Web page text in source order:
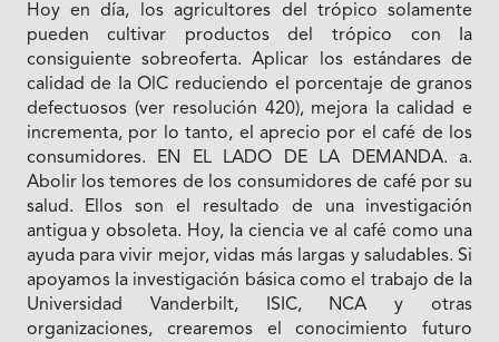
Hoy en día, los agricultores del trópico solamente
pueden cultivar productos del trópico con Ia
consiguiente sobreoferta. Aplicar los estándares de
calidad de Ia OlC reduciendo el porcentaje de granos
defectuosos (ver resolución 420), mejora Ia calidad e
incrementa, por lo tanto, el aprecio por el café de los
consumidores. EN EL LADO DE LA DEMANDA. a.
Abolir los temores de los consumidores de café por su
salud. Ellos son el resultado de una investigación
antigua y obsoleta. Hoy, Ia ciencia ve al café como una
ayuda para vivir mejor, vidas más largas y saludables. Si
apoyamos Ia investigación básica como el trabajo de Ia
Universidad Vanderbilt, ISIC, NCA y otras
organizaciones, crearemos el conocimiento futuro